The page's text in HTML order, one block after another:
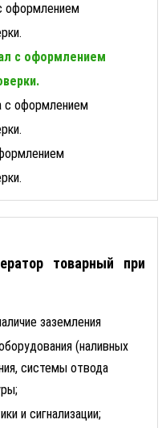
оформлением
с оформлением
с оформлением
товарный при
заземления
(наливных
системы отвода
и сигнализации;